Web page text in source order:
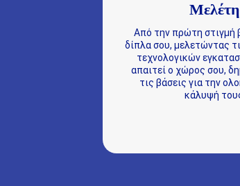
Μελέτη
Από την πρώτη στιγμή
δίπλα σου, μελετώντας
τεχνολογικών
απαιτεί ο χώρος σου,
τις βάσεις για την
κάλυψή